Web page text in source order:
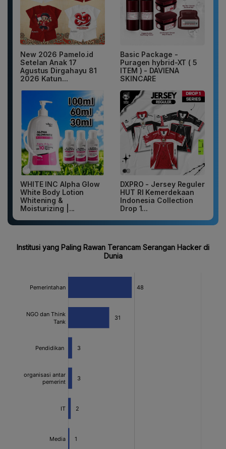
New 2026 Pamelo.id
Setelan Anak 17
Agustus Dirgahayu 81
2026 Katun...
Basic Package -
Puragen hybrid-XT ( 5
ITEM ) - DAVIENA
SKINCARE
WHITE INC Alpha Glow
White Body Lotion
Whitening &
Moisturizing |...
DXPRO - Jersey Reguler
HUT RI Kemerdekaan
Indonesia Collection
Drop 1...